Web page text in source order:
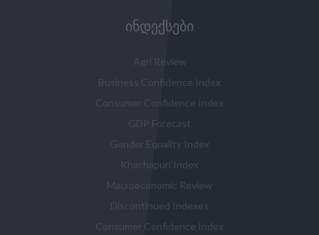
ᲘᲜᲓᲔᲥᲡᲔᲑᲘ
Agri Review
Business Confidence Index
Consumer Confidence Index
GDP Forecast
Gender Equality Index
Khachapuri Index
Macroeconomic Review
Discontinued Indexes
Consumer Confidence Index